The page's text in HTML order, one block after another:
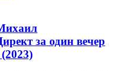
за один вечер